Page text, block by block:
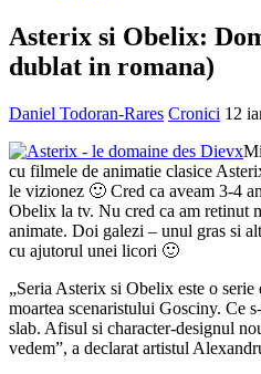
Asterix si Obelix:
dublat in romana)
Daniel Todoran-Rares Cronici 12
cu filmele de animatie clasice
le vizionez 🙂 Cred ca aveam 3-4
Obelix la tv. Nu cred ca am retinut
animate. Doi galezi – unul gras si
cu ajutorul unei licori 🙂
„Seria Asterix si Obelix este o
moartea scenaristului Gosciny. Ce
slab. Afisul si character-designul
vedem”, a declarat artistul